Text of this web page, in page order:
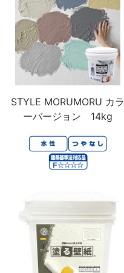
STYLE MORUMORU カラ
ーバージョン 14kg